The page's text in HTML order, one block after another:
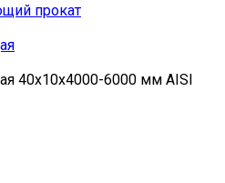
прокат
40х10х4000-6000 мм AISI